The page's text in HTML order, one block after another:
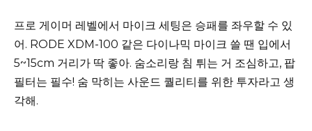
프로 게이머 레벨에서 마이크 세팅은 승패를 좌우할 수 있
어. RODE XDM-100 같은 다이나믹 마이크 쓸 땐 입에서
5~15cm 거리가 딱 좋아. 숨소리랑 침 튀는 거 조심하고, 팝
필터는 필수! 숨 막히는 사운드 퀄리티를 위한 투자라고 생
각해.